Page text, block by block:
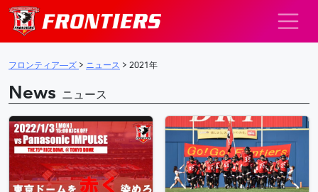
メインナビゲーション
フロンティア―ズ > ニュース > 2021年
News ニュース